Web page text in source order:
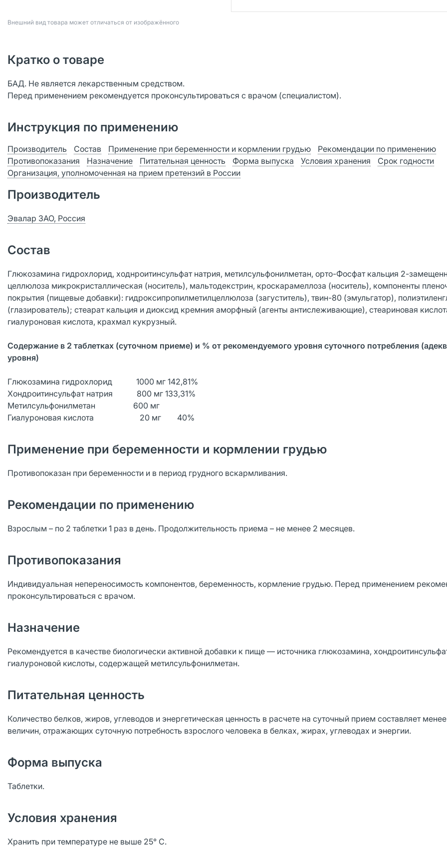
Bнешний вид товара может отличаться от изображённого
Кратко о товаре
БАД. Не является лекарственным средством.
Перед применением рекомендуется проконсультироваться с врачом (специалистом).
Инструкция по применению
Производитель Состав Применение при беременности и кормлении грудью
Рекомендации по применению
Противопоказания
Назначение Питательная ценность Форма выпуска Условия хранения
Срок годности
Организация, уполномоченная на прием претензий в России
Производитель
Эвалар ЗАО, Россия
Состав
Глюкозамина гидрохлорид, ходнроитинсульфат натрия, метилсульфонилметан, орто-Фосфат кальция 2-
целлюлоза микрокристаллическая (носитель), мальтодекстрин, кроскарамеллоза (носитель), компоненты
покрытия (пищевые добавки): гидроксипропилметилцеллюлоза (загуститель), твин-80 (эмульгатор),
(глазирователь); стеарат кальция и диоксид кремния аморфный (агенты антислеживающие), стеариновая
гиалуроновая кислота, крахмал кукрузный.
Содержание в 2 таблетках (суточном приеме) и % от рекомендуемого уровня суточного потребления
уровня)
Глюкозамина гидрохлорид 1000 мг 142,81%
Хондроитинсульфат натрия 800 мг 133,31%
Метилсульфонилметан 600 мг
Гиалуроновая кислота 20 мг 40%
Применение при беременности и кормлении грудью
Противопоказан при беременности и в период грудного вскармливания.
Рекомендации по применению
Взрослым – по 2 таблетки 1 раз в день. Продолжительность приема – не менее 2 месяцев.
Противопоказания
Индивидуальная непереносимость компонентов, беременность, кормление грудью. Перед применением
проконсультироваться с врачом.
Назначение
Рекомендуется в качестве биологически активной добавки к пище — источника глюкозамина,
гиалуроновой кислоты, содержащей метилсульфонилметан.
Питательная ценность
Количество белков, жиров, углеводов и энергетическая ценность в расчете на суточный прием составляет
величин, отражающих суточную потребность взрослого человека в белках, жирах, углеводах и энергии.
Форма выпуска
Таблетки.
Условия хранения
Хранить при температуре не выше 25° С.